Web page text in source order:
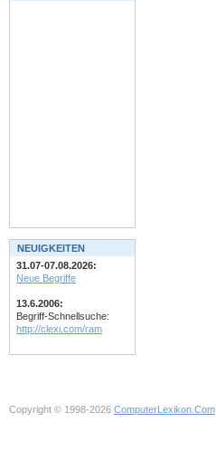
NEUIGKEITEN
31.07-07.08.2026:
Neue Begriffe
13.6.2006:
Begriff-Schnellsuche:
http://clexi.com/ram
Copyright © 1998-2026 ComputerLexikon.Com